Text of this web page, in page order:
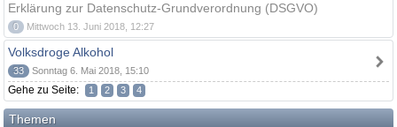
Erklärung zur Datenschutz-Grundverordnung (DSGVO)
0 Mittwoch 13. Juni 2018, 12:27
Volksdroge Alkohol
33 Sonntag 6. Mai 2018, 15:10
Gehe zu Seite: 1 2 3 4
Themen